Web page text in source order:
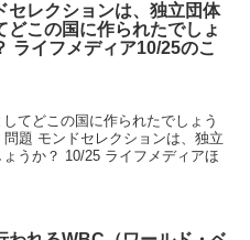
セレクションは、独立団体
どこの国に作られたでしょ
ライフメディア10/25のこ
てどこの国に作られたでしょう
題 モンドセレクションは、独立
うか？ 10/25 ライフメディアほ